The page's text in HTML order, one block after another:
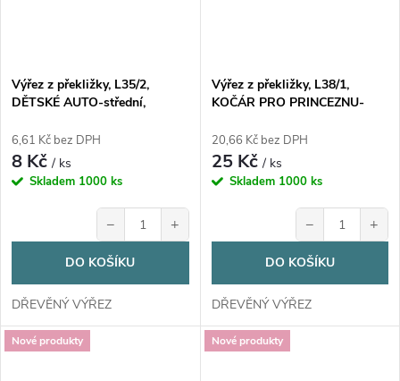
Výřez z překližky, L35/2,
DĚTSKÉ AUTO-střední,
6,61 Kč bez DPH
8 Kč/ ks
Skladem 1000 ks
− +
DO KOŠÍKU
DŘEVĚNÝ VÝŘEZ
Výřez z překližky, L38/1,
KOČÁR PRO PRINCEZNU-
20,66 Kč bez DPH
25 Kč/ ks
Skladem 1000 ks
− +
DO KOŠÍKU
DŘEVĚNÝ VÝŘEZ
Nové produkty Nové produkty